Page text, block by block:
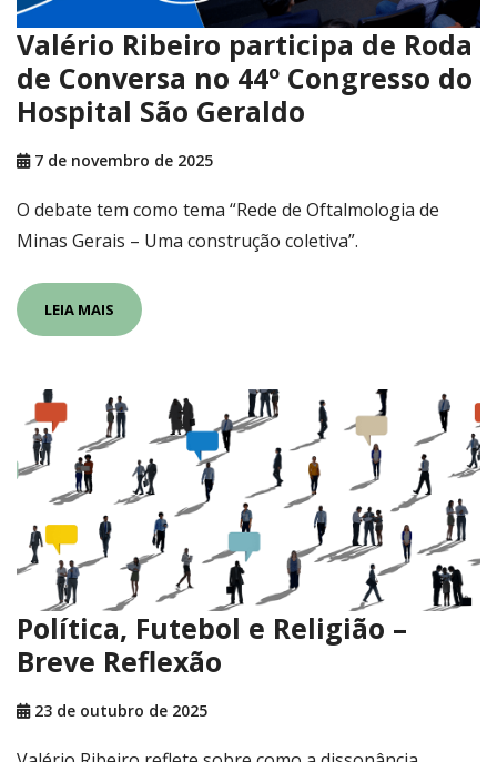
Valério Ribeiro participa de Roda
de Conversa no 44º Congresso do
Hospital São Geraldo
7 de novembro de 2025
O debate tem como tema “Rede de Oftalmologia de
Minas Gerais – Uma construção coletiva”.
LEIA MAIS
Política, Futebol e Religião –
Breve Reflexão
23 de outubro de 2025